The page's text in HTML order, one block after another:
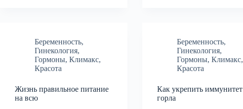
Беременность,
Гинекология,
Гормоны, Климакс,
Красота
Жизнь правильное питание
на всю
Беременность,
Гинекология,
Гормоны,Климакс,
Красота
Как укрепить иммунитет
горла